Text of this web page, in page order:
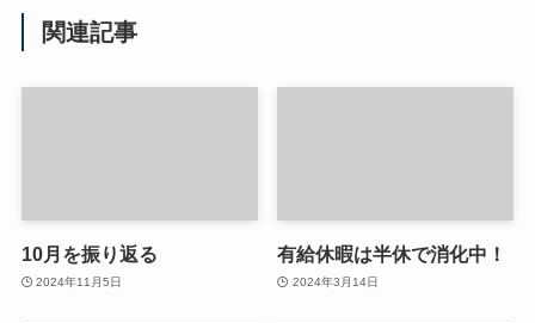
関連記事
10月を振り返る
2024年11月5日
有給休暇は半休で消化中！
2024年3月14日